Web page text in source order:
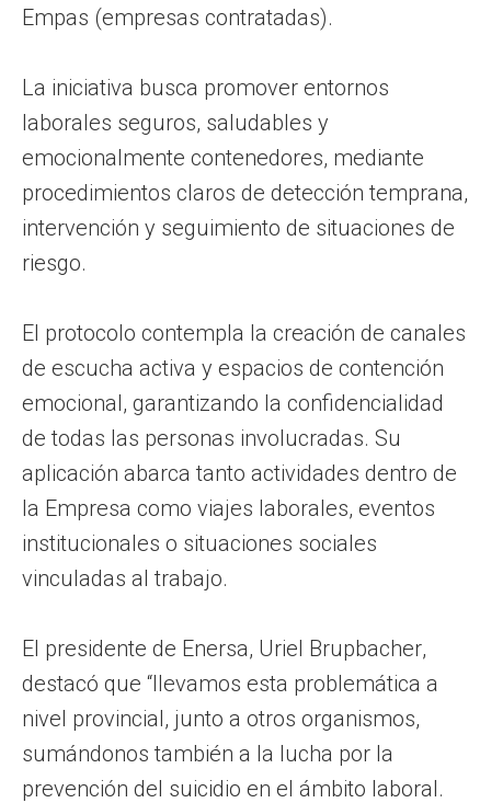
Empas (empresas contratadas).
La iniciativa busca promover entornos
laborales seguros, saludables y
emocionalmente contenedores, mediante
procedimientos claros de detección temprana,
intervención y seguimiento de situaciones de
riesgo.
El protocolo contempla la creación de canales
de escucha activa y espacios de contención
emocional, garantizando la confidencialidad
de todas las personas involucradas. Su
aplicación abarca tanto actividades dentro de
la Empresa como viajes laborales, eventos
institucionales o situaciones sociales
vinculadas al trabajo.
El presidente de Enersa, Uriel Brupbacher,
destacó que “llevamos esta problemática a
nivel provincial, junto a otros organismos,
sumándonos también a la lucha por la
prevención del suicidio en el ámbito laboral.